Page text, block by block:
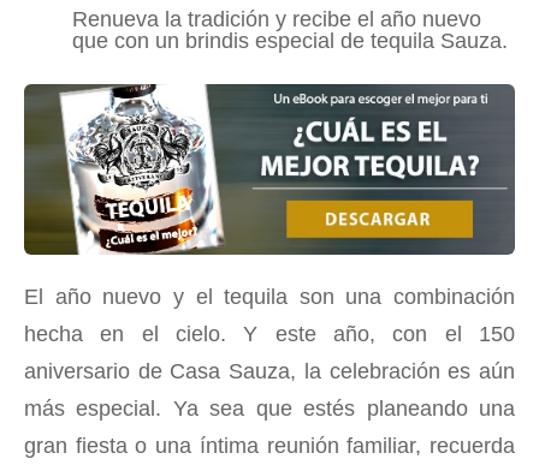
Renueva la tradición y recibe el año nuevo
que con un brindis especial de tequila Sauza.
El año nuevo y el tequila son una combinación
hecha en el cielo. Y este año, con el 150
aniversario de Casa Sauza, la celebración es aún
más especial. Ya sea que estés planeando una
gran fiesta o una íntima reunión familiar, recuerda